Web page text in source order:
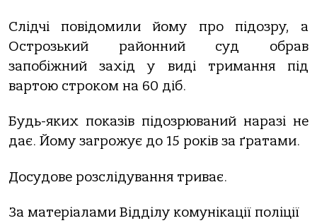
Слідчі повідомили йому про підозру, а
Острозький районний суд обрав
запобіжний захід у виді тримання під
вартою строком на 60 діб.
Будь-яких показів підозрюваний наразі не
дає. Йому загрожує до 15 років за ґратами.
Досудове розслідування триває.
За матеріалами Відділу комунікації поліції